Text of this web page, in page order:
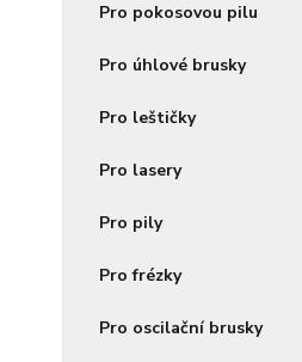
Pro pokosovou pilu
Pro úhlové brusky
Pro leštičky
Pro lasery
Pro pily
Pro frézky
Pro oscilační brusky